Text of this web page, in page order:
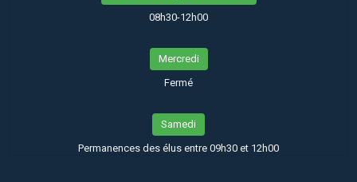
08h30-12h00
Mercredi
Fermé
Samedi
Permanences des élus entre 09h30 et 12h00